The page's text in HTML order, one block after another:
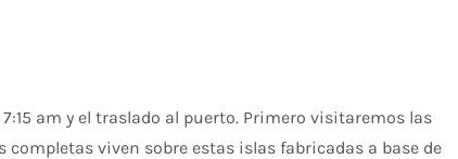
am y el traslado al puerto. Primero visitaremos las
viven sobre estas islas fabricadas a base de